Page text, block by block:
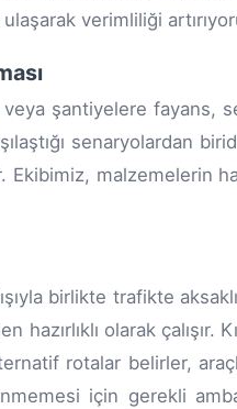
verimliliği
şantiyelere fayans,
senaryolardan
Ekibimiz, malzemelerin
birlikte trafikte
olarak çalışır.
rotalar belirler,
için gerekli